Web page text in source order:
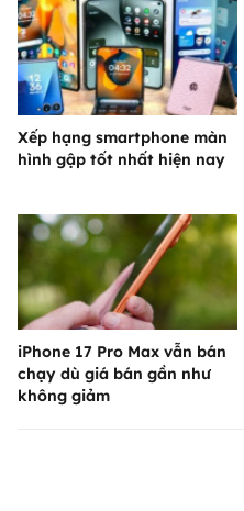
Xếp hạng smartphone màn
hình gập tốt nhất hiện nay
iPhone 17 Pro Max vẫn bán
chạy dù giá bán gần như
không giảm